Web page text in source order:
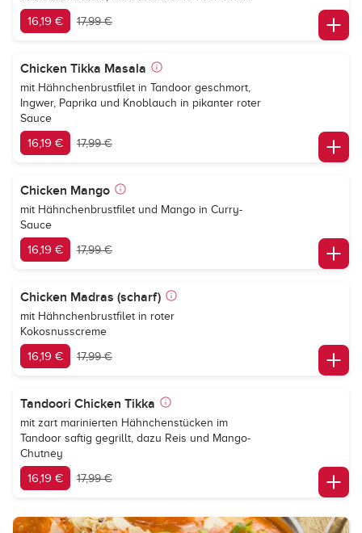
16,19 € 17,99 €
Chicken Tikka Masala
mit Hähnchenbrustfilet in Tandoor geschmort,
Ingwer, Paprika und Knoblauch in pikanter roter
Sauce
16,19 € 17,99 €
Chicken Mango
mit Hähnchenbrustfilet und Mango in Curry-
Sauce
16,19 € 17,99 €
Chicken Madras (scharf)
mit Hähnchenbrustfilet in roter
Kokosnusscreme
16,19 € 17,99 €
Tandoori Chicken Tikka
mit zart marinierten Hähnchenstücken im
Tandoor saftig gegrillt, dazu Reis und Mango-
Chutney
16,19 € 17,99 €